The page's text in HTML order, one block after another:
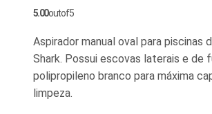
5.00out of 5
Aspirador manual oval para piscinas
Shark. Possui escovas laterais e de
polipropileno branco para máxima
limpeza.